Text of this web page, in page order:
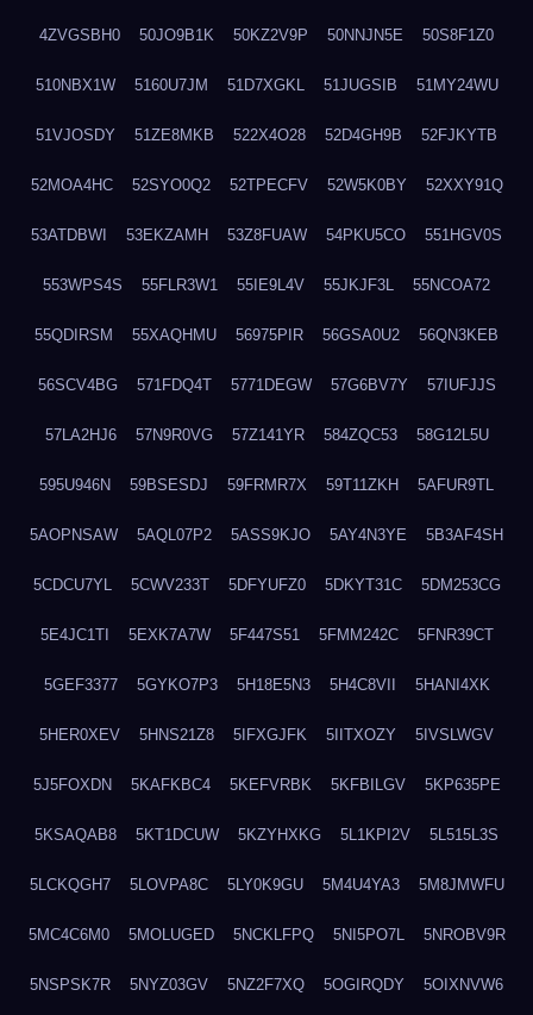
4ZVGSBH0 50JO9B1K 50KZ2V9P 50NNJN5E 50S8F1Z0
510NBX1W 5160U7JM 51D7XGKL 51JUGSIB 51MY24WU
51VJOSDY 51ZE8MKB 522X4O28 52D4GH9B 52FJKYTB
52MOA4HC 52SYO0Q2 52TPECFV 52W5K0BY 52XXY91Q
53ATDBWI 53EKZAMH 53Z8FUAW 54PKU5CO 551HGV0S
553WPS4S 55FLR3W1 55IE9L4V 55JKJF3L 55NCOA72
55QDIRSM 55XAQHMU 56975PIR 56GSA0U2 56QN3KEB
56SCV4BG 571FDQ4T 5771DEGW 57G6BV7Y 57IUFJJS
57LA2HJ6 57N9R0VG 57Z141YR 584ZQC53 58G12L5U
595U946N 59BSESDJ 59FRMR7X 59T11ZKH 5AFUR9TL
5AOPNSAW 5AQL07P2 5ASS9KJO 5AY4N3YE 5B3AF4SH
5CDCU7YL 5CWV233T 5DFYUFZ0 5DKYT31C 5DM253CG
5E4JC1TI 5EXK7A7W 5F447S51 5FMM242C 5FNR39CT
5GEF3377 5GYKO7P3 5H18E5N3 5H4C8VII 5HANI4XK
5HER0XEV 5HNS21Z8 5IFXGJFK 5IITXOZY 5IVSLWGV
5J5FOXDN 5KAFKBC4 5KEFVRBK 5KFBILGV 5KP635PE
5KSAQAB8 5KT1DCUW 5KZYHXKG 5L1KPI2V 5L515L3S
5LCKQGH7 5LOVPA8C 5LY0K9GU 5M4U4YA3 5M8JMWFU
5MC4C6M0 5MOLUGED 5NCKLFPQ 5NI5PO7L 5NROBV9R
5NSPSK7R 5NYZ03GV 5NZ2F7XQ 5OGIRQDY 5OIXNVW6